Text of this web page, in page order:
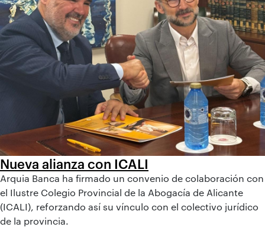
Nueva alianza con ICALI
Arquia Banca ha firmado un convenio de colaboración con
el Ilustre Colegio Provincial de la Abogacía de Alicante
(ICALI), reforzando así su vínculo con el colectivo jurídico
de la provincia.